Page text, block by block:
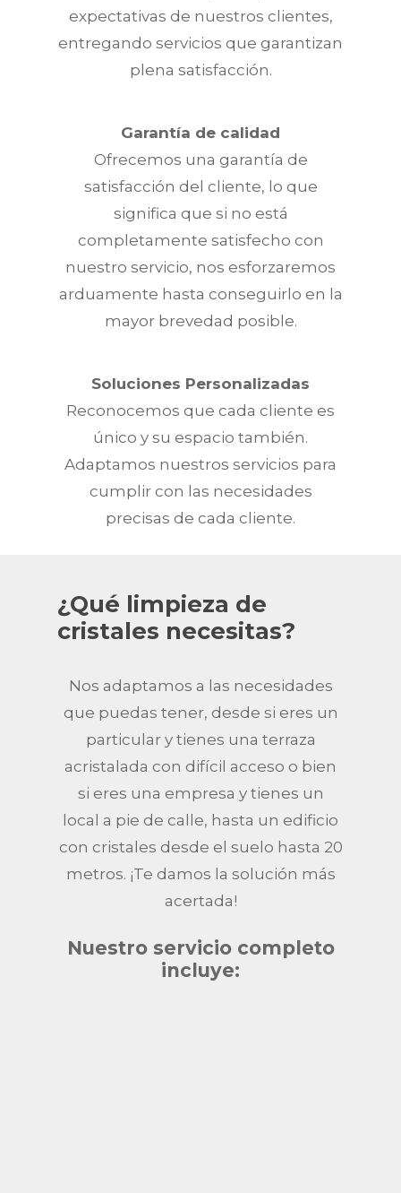
expectativas de nuestros clientes,
entregando servicios que garantizan
plena satisfacción.
Garantía de calidad
Ofrecemos una garantía de
satisfacción del cliente, lo que
significa que si no está
completamente satisfecho con
nuestro servicio, nos esforzaremos
arduamente hasta conseguirlo en la
mayor brevedad posible.
Soluciones Personalizadas
Reconocemos que cada cliente es
único y su espacio también.
Adaptamos nuestros servicios para
cumplir con las necesidades
precisas de cada cliente.
¿Qué limpieza de
cristales necesitas?
Nos adaptamos a las necesidades
que puedas tener, desde si eres un
particular y tienes una terraza
acristalada con difícil acceso o bien
si eres una empresa y tienes un
local a pie de calle, hasta un edificio
con cristales desde el suelo hasta 20
metros. ¡Te damos la solución más
acertada!
Nuestro servicio completo
incluye: